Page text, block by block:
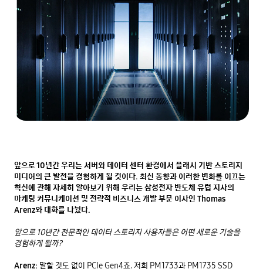
앞으로 10년간 우리는 서버와 데이터 센터 환경에서 플래시 기반 스토리지
미디어의 큰 발전을 경험하게 될 것이다. 최신 동향과 이러한 변화를 이끄는
혁신에 관해 자세히 알아보기 위해 우리는 삼성전자 반도체 유럽 지사의
마케팅 커뮤니케이션 및 전략적 비즈니스 개발 부문 이사인 Thomas
Arenz와 대화를 나눴다.
앞으로 10년간 전문적인 데이터 스토리지 사용자들은 어떤 새로운 기술을
경험하게 될까?
Arenz: 말할 것도 없이 PCIe Gen4죠. 저희 PM1733과 PM1735 SSD